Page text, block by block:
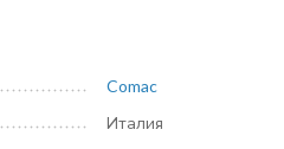
Comac
Италия